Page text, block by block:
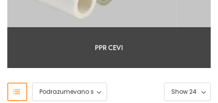
PPR CEVI